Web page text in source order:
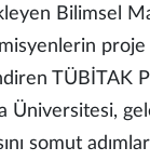
Bilimsel
TÜBİTAK
Üniversitesi,
somut